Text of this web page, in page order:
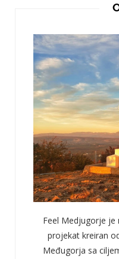
Feel Medjugorje
projekat kreiran
Međugorja sa